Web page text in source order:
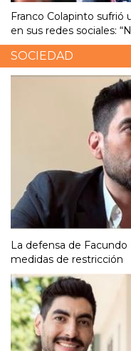
Franco Colapinto
en sus redes sociales:
SOCIEDAD
La defensa de
medidas de restricción